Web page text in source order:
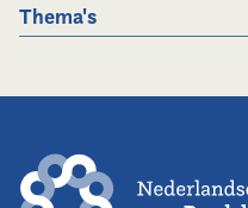
Thema's